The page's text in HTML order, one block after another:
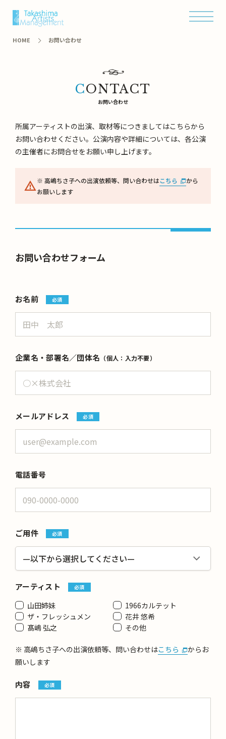
HOME お問い合わせ
CONTACT
お問い合わせ
所属アーティストの出演、取材等につきましてはこちらから
お問い合わせください。公演内容や詳細については、各公演
の主催者にお問合せをお願い申し上げます。
※ 高嶋ちさ子への出演依頼等、問い合わせはこちら
から
お願いします
お問い合わせフォーム
お名前 必須
企業名・部署名／団体名 （個人：入力不要）
メールアドレス 必須
電話番号
ご用件 必須
アーティスト 必須
山田姉妹
1966カルテット
ザ・フレッシュメン
花井 悠希
髙嶋 弘之
その他
※ 高嶋ちさ子への出演依頼等、問い合わせはこちら
からお
願いします
内容 必須